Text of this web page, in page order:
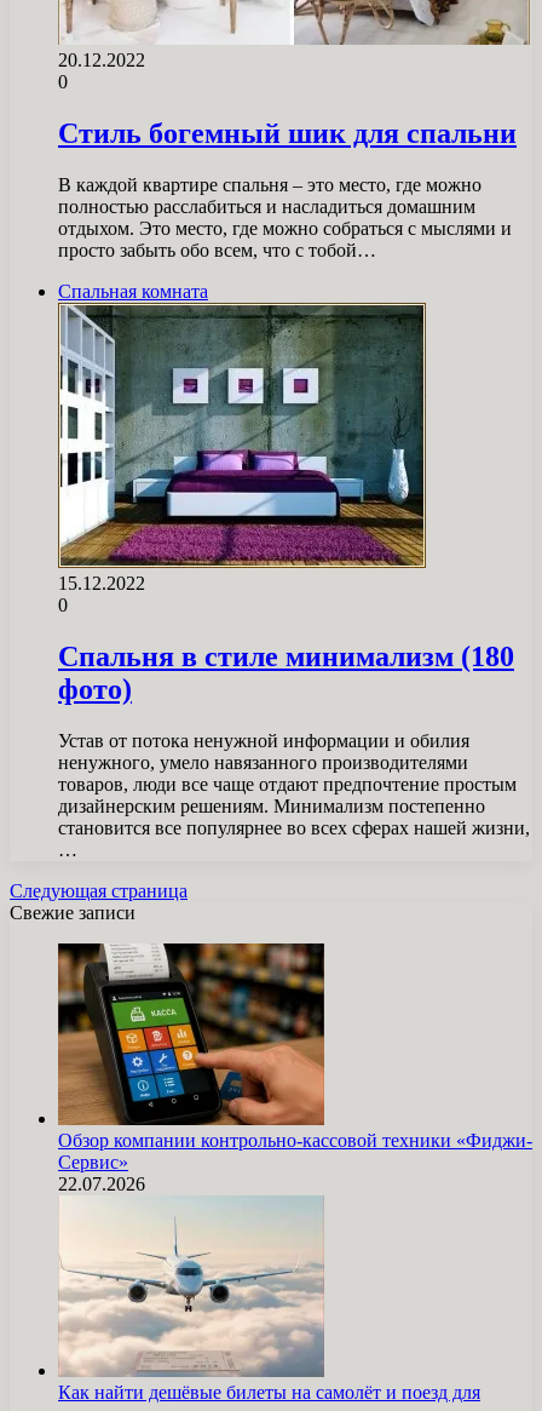
20.12.2022
0
Стиль богемный шик для спальни
В каждой квартире спальня – это место, где можно
полностью расслабиться и насладиться домашним
отдыхом. Это место, где можно собраться с мыслями и
просто забыть обо всем, что с тобой…
Спальная комната
15.12.2022
0
Спальня в стиле минимализм (180
фото)
Устав от потока ненужной информации и обилия
ненужного, умело навязанного производителями
товаров, люди все чаще отдают предпочтение простым
дизайнерским решениям. Минимализм постепенно
становится все популярнее во всех сферах нашей жизни,
…
Следующая страница
Свежие записи
Обзор компании контрольно-кассовой техники «Фиджи-
Сервис»
22.07.2026
Как найти дешёвые билеты на самолёт и поезд для